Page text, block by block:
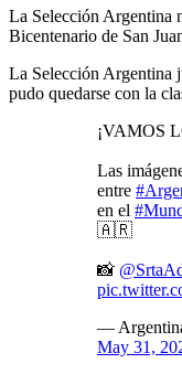
La Selección Argentina
Bicentenario de San
La Selección Argentina
pudo quedarse con la
¡VAMOS
Las
entre
en el
🇦🇷
📸
—
May 31,